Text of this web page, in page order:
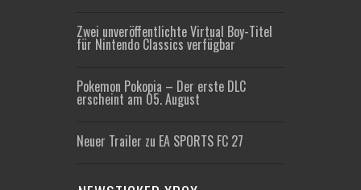
Zwei unveröffentlichte Virtual Boy-Titel
für Nintendo Classics verfügbar
Pokemon Pokopia – Der erste DLC
erscheint am 05. August
Neuer Trailer zu EA SPORTS FC 27